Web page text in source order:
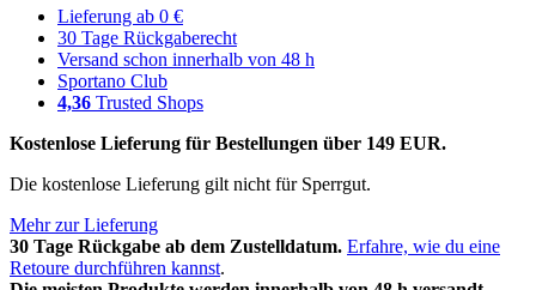
Lieferung ab 0 €
30 Tage Rückgaberecht
Versand schon innerhalb von 48 h
Sportano Club
4,36 Trusted Shops
Kostenlose Lieferung für Bestellungen über 149 EUR.
Die kostenlose Lieferung gilt nicht für Sperrgut.
Mehr zur Lieferung
30 Tage Rückgabe ab dem Zustelldatum. Erfahre, wie du eine
Retoure durchführen kannst.